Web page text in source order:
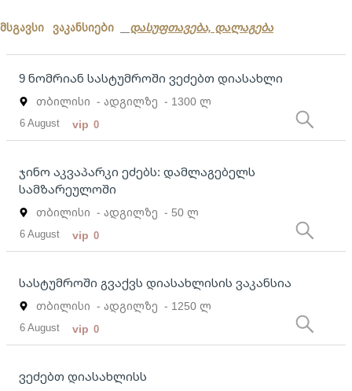
მსგავსი ვაკანსიები დასუფთავება, დალაგება
9 ნომრიან სასტუმროში ვეძებთ დიასახლი
თბილისი - ადგილზე - 1300 ლ
6 August vip 0
ჯინო აკვაპარკი ეძებს: დამლაგებელს
სამზარეულოში
თბილისი - ადგილზე - 50 ლ
6 August vip 0
სასტუმროში გვაქვს დიასახლისის ვაკანსია
თბილისი - ადგილზე - 1250 ლ
6 August vip 0
ვეძებთ დიასახლისს